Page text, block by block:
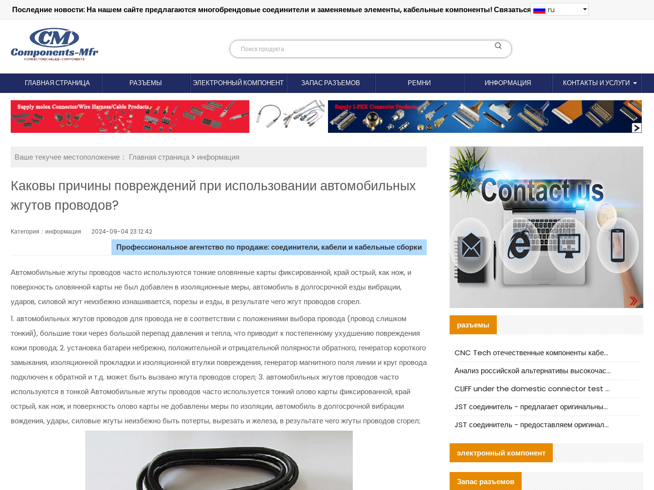
Последние новости: На нашем сайте предлагаются многобрендовые соединители и заменяемые элементы, кабельные компоненты! Связаться: 18012695035
ru
ГЛАВНАЯ СТРАНИЦА РАЗЪЕМЫ ЭЛЕКТРОННЫЙ КОМПОНЕНТ ЗАПАС РАЗЪЕМОВ РЕМНИ ИНФОРМАЦИЯ КОНТАКТЫ И УСЛУГИ
Ваше текучее местоположение： Главная страница> информация
Каковы причины повреждений при использовании автомобильных
жгутов проводов?
Категория：информация 2024-09-04 23:12:42
Профессиональное агентство по продаже: соединители, кабели и кабельные сборки
Автомобильные жгуты проводов часто используются тонкие оловянные карты фиксированной, край острый, как нож, и
поверхность оловянной карты не был добавлен в изоляционные меры, автомобиль в долгосрочной езды вибрации,
ударов, силовой жгут неизбежно изнашивается, порезы и езды, в результате чего жгут проводов сгорел.
1. автомобильных жгутов проводов для провода не в соответствии с положениями выбора провода (провод слишком
тонкий), большие токи через большой перепад давления и тепла, что приводит к постепенному ухудшению повреждения
кожи провода; 2. установка батареи небрежно, положительной и отрицательной полярности обратного, генератор короткого
замыкания, изоляционной прокладки и изоляционной втулки повреждения, генератор магнитного поля линии и круг провода
подключен к обратной и т.д. может быть вызвано жгута проводов сгорел; 3. автомобильных жгутов проводов часто
используются в тонкой Автомобильные жгуты проводов часто используется тонкий олово карты фиксированной, край
острый, как нож, и поверхность олово карты не добавлены меры по изоляции, автомобиль в долгосрочной вибрации
вождения, удары, силовые жгуты неизбежно быть потерты, вырезать и железа, в результате чего жгуты проводов сгорел;
разъемы
CNC Tech отечественные компоненты кабельной арматуры оценка и руководство по производственному внедрению
Анализ российской альтернативы высокочастотных кабельных колодцев I-PEX
CLIFF under the domestic connector test standard update
JST соединитель - предлагает оригинальные и заменяющие JST NSHR-02V-S соединители
JST соединитель - предоставляем оригинальные JST GHR-09V-S соединители и их аналоги
электронный компонент
Запас разъемов